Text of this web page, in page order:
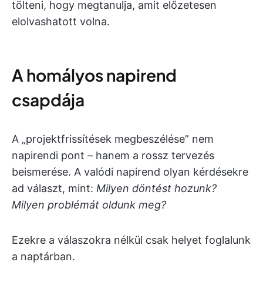
tölteni, hogy megtanulja, amit előzetesen
elolvashatott volna.
A homályos napirend
csapdája
A „projektfrissítések megbeszélése” nem
napirendi pont – hanem a rossz tervezés
beismerése. A valódi napirend olyan kérdésekre
ad választ, mint: Milyen döntést hozunk?
Milyen problémát oldunk meg?
Ezekre a válaszokra nélkül csak helyet foglalunk
a naptárban.